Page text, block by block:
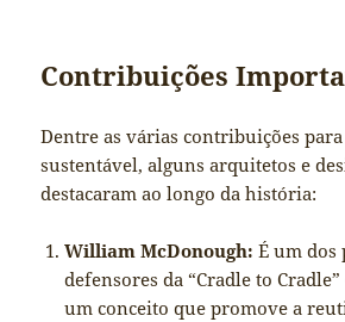
Contribuições
Dentre as várias contribuições
sustentável, alguns arquitetos e
destacaram ao longo da história:
William McDonough: É um dos
defensores da “Cradle to
um conceito que promove a